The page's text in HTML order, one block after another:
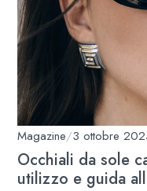
Magazine/3 ottobre
Occhiali da sole
utilizzo e guida